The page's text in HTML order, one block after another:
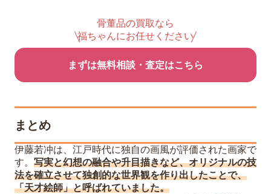
骨董品の買取なら
福ちゃんにお任せください
まずは無料相談・査定はこちら
まとめ
伊藤若冲は、江戸時代に独自の画風が評価された画家で
す。 写実と幻想の融合や升目描きなど、オリジナルの技
法を確立させて独創的な世界観を作り出したことで、
「天才絵師」と呼ばれていました。